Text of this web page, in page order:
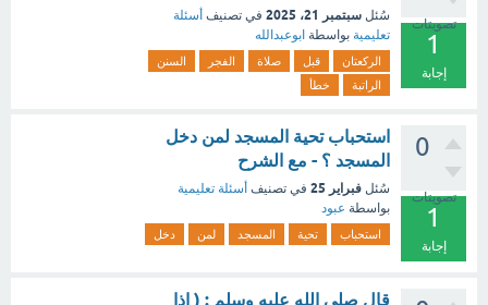
تصويتات
1
إجابة
سُئل سبتمبر 21، 2025 في تصنيف أسئلة
تعليمية بواسطة ابوعبدالله
الركعتان قبل صلاة الفجر
السنن
الراتبة
خطأ
0
تصويتات
1
إجابة
استحباب تحية المسجد لمن دخل
المسجد ؟ - مع الشرح
سُئل فبراير 25 في تصنيف أسئلة تعليمية
بواسطة عبود
استحباب تحية المسجد لمن دخل
قال صلى الله عليه وسلم : ( إذا